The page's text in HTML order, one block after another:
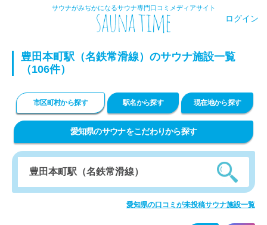
サウナがみぢかになるサウナ専門口コミメディアサイト
ログイン
豊田本町駅（名鉄常滑線）のサウナ施設一覧
（106件）
市区町村から探す 駅名から探す 現在地から探す
愛知県のサウナをこだわりから探す
愛知県の口コミが未投稿サウナ施設一覧